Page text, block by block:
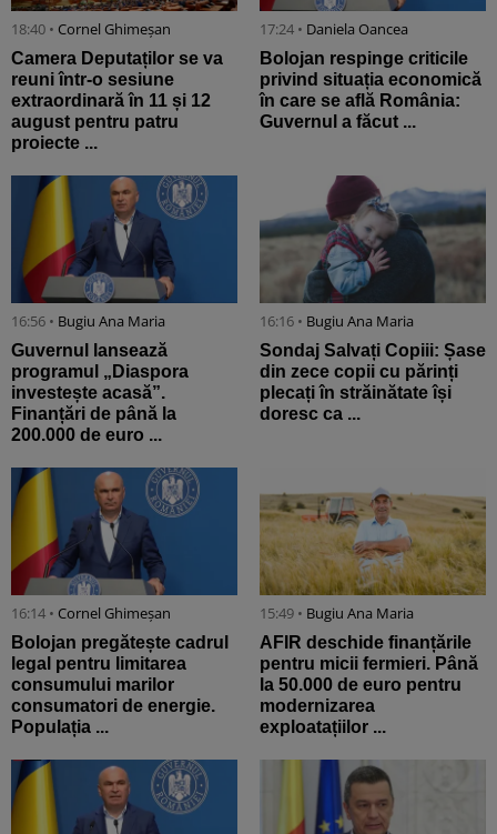
18:40 • Cornel Ghimeșan
Camera Deputaților se va
reuni într-o sesiune
extraordinară în 11 și 12
august pentru patru
proiecte ...
17:24 • Daniela Oancea
Bolojan respinge criticile
privind situația economică
în care se află România:
Guvernul a făcut ...
16:56 • Bugiu ⁠Ana Maria
Guvernul lansează
programul „Diaspora
investește acasă”.
Finanțări de până la
200.000 de euro ...
16:16 • Bugiu ⁠Ana Maria
Sondaj Salvați Copiii: Șase
din zece copii cu părinți
plecați în străinătate își
doresc ca ...
16:14 • Cornel Ghimeșan
Bolojan pregătește cadrul
legal pentru limitarea
consumului marilor
consumatori de energie.
Populația ...
15:49 • Bugiu ⁠Ana Maria
AFIR deschide finanțările
pentru micii fermieri. Până
la 50.000 de euro pentru
modernizarea
exploatațiilor ...